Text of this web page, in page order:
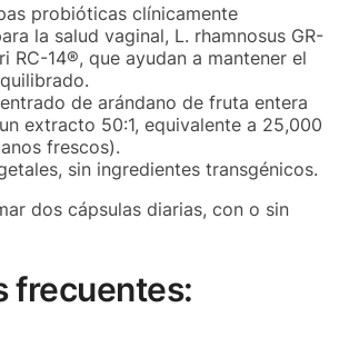
probióticas clínicamente
la salud vaginal, L. rhamnosus GR-
RC-14®, que ayudan a mantener el
de arándano de fruta entera
extracto 50:1, equivalente a 25,000
frescos).
sin ingredientes transgénicos.
dos cápsulas diarias, con o sin
frecuentes: